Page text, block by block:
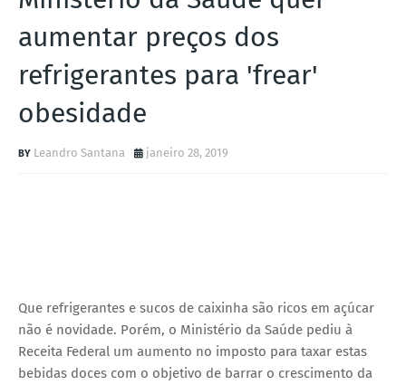
aumentar preços dos
refrigerantes para 'frear'
obesidade
Leandro Santana janeiro 28, 2019
Que refrigerantes e sucos de caixinha são ricos em açúcar
não é novidade. Porém, o Ministério da Saúde pediu à
Receita Federal um aumento no imposto para taxar estas
bebidas doces com o objetivo de barrar o crescimento da